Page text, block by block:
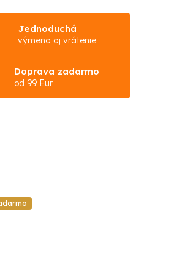
Jednoduchá
výmena aj vrátenie
Doprava zadarmo
od 99 Eur